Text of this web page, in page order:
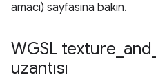
amacı) sayfasına bakın.
WGSL texture and
uzantısı